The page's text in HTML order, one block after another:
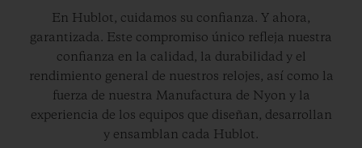
En Hublot, cuidamos su confianza. Y ahora,
garantizada. Este compromiso único refleja nuestra
confianza en la calidad, la durabilidad y el
rendimiento general de nuestros relojes, así como la
fuerza de nuestra Manufactura de Nyon y la
experiencia de los equipos que diseñan, desarrollan
y ensamblan cada Hublot.